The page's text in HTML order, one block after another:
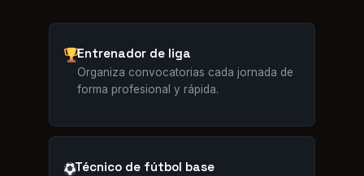
Entrenador de liga
Organiza convocatorias cada jornada de
forma profesional y rápida.
Técnico de fútbol base